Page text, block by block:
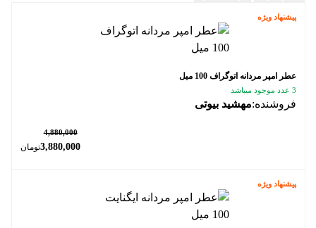
پیشنهاد ویژه
عطر امپر مردانه اتوگراف 100 میل
3 عدد موجود میباشد
فروشنده:مهشید بیوتی
4,880,000
3,880,000تومان
پیشنهاد ویژه